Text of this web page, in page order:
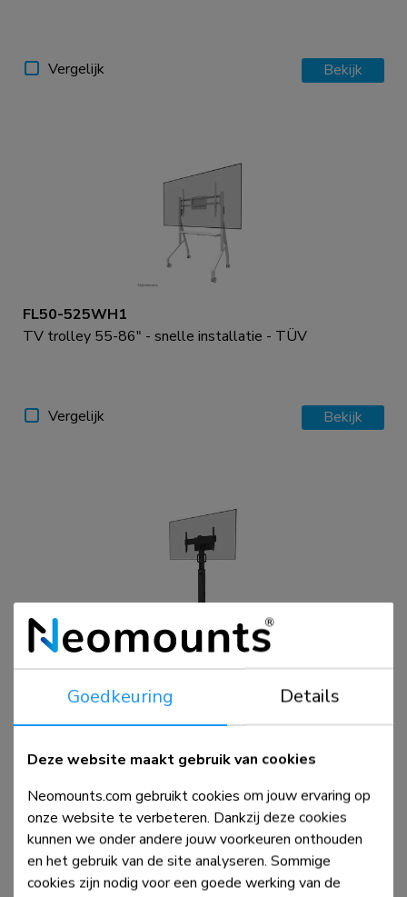
Vergelijk Bekijk
FL50-525WH1
TV trolley 55-86" - snelle installatie - TÜV
Vergelijk Bekijk
Vergelijk
Goedkeuring Details
Deze website maakt gebruik van cookies
Neomounts.com gebruikt cookies om jouw ervaring op
onze website te verbeteren. Dankzij deze cookies
kunnen we onder andere jouw voorkeuren onthouden
en het gebruik van de site analyseren. Sommige
cookies zijn nodig voor een goede werking van de